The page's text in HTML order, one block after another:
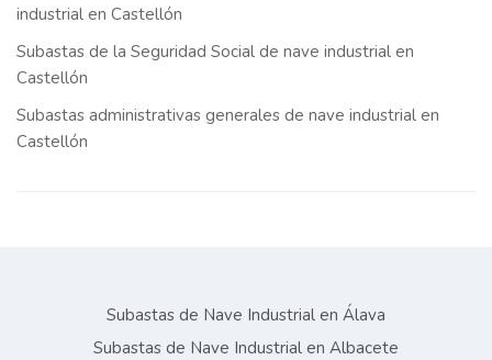
industrial en Castellón
Subastas de la Seguridad Social de nave industrial en
Castellón
Subastas administrativas generales de nave industrial en
Castellón
Subastas de Nave Industrial en Álava
Subastas de Nave Industrial en Albacete